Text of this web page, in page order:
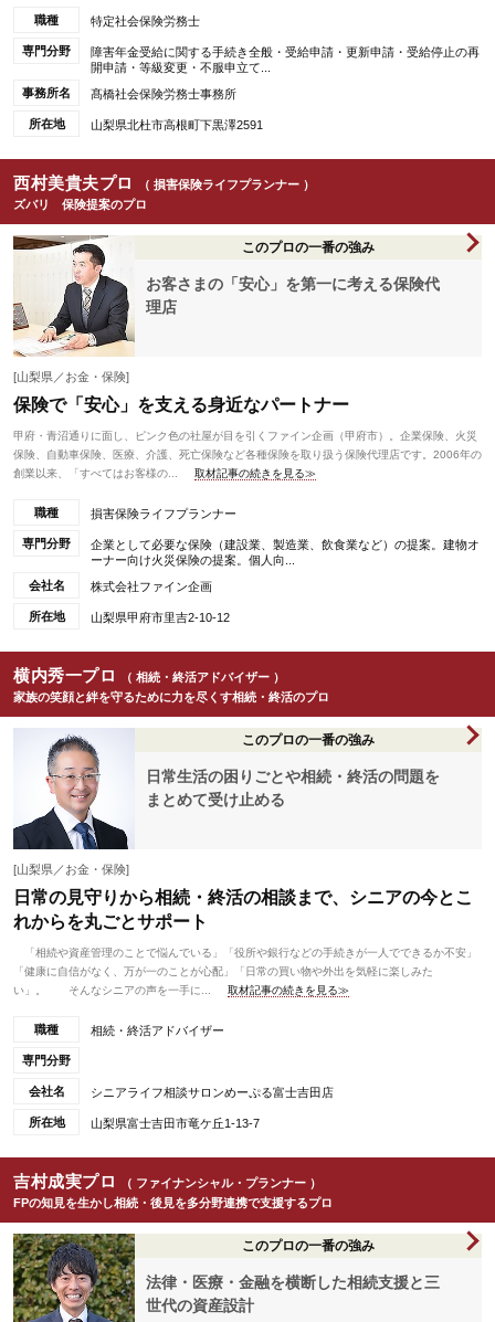
職種 特定社会保険労務士
専門分野
障害年金受給に関する手続き全般・受給申請・更新申請・受給停止の再
開申請・等級変更・不服申立て...
事務所名
髙橋社会保険労務士事務所
所在地 山梨県北杜市高根町下黒澤2591
西村美貴夫プロ
（ 損害保険ライフプランナー ）
ズバリ 保険提案のプロ
このプロの一番の強み
お客さまの「安心」を第一に考える保険代
理店
[山梨県／お金・保険]
保険で「安心」を支える身近なパートナー
甲府・青沼通りに面し、ピンク色の社屋が目を引くファイン企画（甲府市）。企業保険、火災
保険、自動車保険、医療、介護、死亡保険など各種保険を取り扱う保険代理店です。2006年の
創業以来、「すべてはお客様の...
取材記事の続きを見る≫
職種 損害保険ライフプランナー
専門分野
企業として必要な保険（建設業、製造業、飲食業など）の提案。建物オ
ーナー向け火災保険の提案。個人向...
会社名
株式会社ファイン企画
所在地 山梨県甲府市里吉2-10-12
横内秀一プロ
（ 相続・終活アドバイザー ）
家族の笑顔と絆を守るために力を尽くす相続・終活のプロ
このプロの一番の強み
日常生活の困りごとや相続・終活の問題を
まとめて受け止める
[山梨県／お金・保険]
日常の見守りから相続・終活の相談まで、シニアの今とこ
れからを丸ごとサポート
「相続や資産管理のことで悩んでいる」「役所や銀行などの手続きが一人でできるか不安」
「健康に自信がなく、万が一のことが心配」「日常の買い物や外出を気軽に楽しみた
い」。 そんなシニアの声を一手に...
取材記事の続きを見る≫
職種 相続・終活アドバイザー
専門分野
会社名 シニアライフ相談サロンめーぷる富士吉田店
所在地 山梨県富士吉田市竜ケ丘1-13-7
吉村成実プロ
（ ファイナンシャル・プランナー ）
FPの知見を生かし相続・後見を多分野連携で支援するプロ
このプロの一番の強み
法律・医療・金融を横断した相続支援と三
世代の資産設計